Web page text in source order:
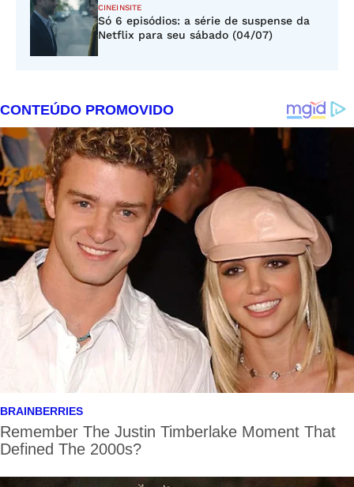
CINEINSITE
Só 6 episódios: a série de suspense da
Netflix para seu sábado (04/07)